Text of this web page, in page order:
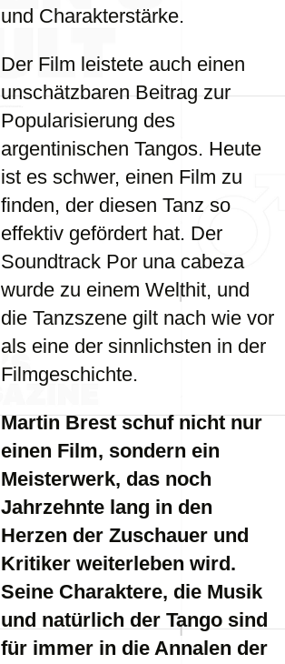
und Charakterstärke.
Der Film leistete auch einen
unschätzbaren Beitrag zur
Popularisierung des
argentinischen Tangos. Heute
ist es schwer, einen Film zu
finden, der diesen Tanz so
effektiv gefördert hat. Der
Soundtrack Por una cabeza
wurde zu einem Welthit, und
die Tanzszene gilt nach wie vor
als eine der sinnlichsten in der
Filmgeschichte.
Martin Brest schuf nicht nur
einen Film, sondern ein
Meisterwerk, das noch
Jahrzehnte lang in den
Herzen der Zuschauer und
Kritiker weiterleben wird.
Seine Charaktere, die Musik
und natürlich der Tango sind
für immer in die Annalen der